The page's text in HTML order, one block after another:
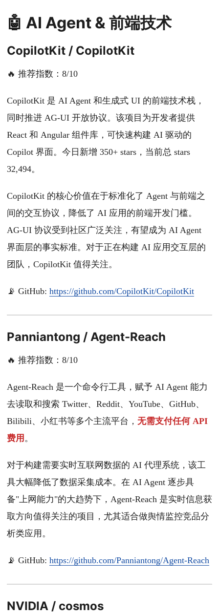
🤖 AI Agent & 前端技术
CopilotKit / CopilotKit
🔥 推荐指数：8/10
CopilotKit 是 AI Agent 和生成式 UI 的前端技术栈，
同时推进 AG-UI 开放协议。该项目为开发者提供
React 和 Angular 组件库，可快速构建 AI 驱动的
Copilot 界面。今日新增 350+ stars，当前总 stars
32,494。
CopilotKit 的核心价值在于标准化了 Agent 与前端之
间的交互协议，降低了 AI 应用的前端开发门槛。
AG-UI 协议受到社区广泛关注，有望成为 AI Agent
界面层的事实标准。对于正在构建 AI 应用交互层的
团队，CopilotKit 值得关注。
📡 GitHub: https://github.com/CopilotKit/CopilotKit
Panniantong / Agent-Reach
🔥 推荐指数：8/10
Agent-Reach 是一个命令行工具，赋予 AI Agent 能力
去读取和搜索 Twitter、Reddit、YouTube、GitHub、
Bilibili、小红书等多个主流平台， 无需支付任何 API
费用 。
对于构建需要实时互联网数据的 AI 代理系统，该工
具大幅降低了数据采集成本。在 AI Agent 逐步具
备"上网能力"的大趋势下，Agent-Reach 是实时信息获
取方向值得关注的项目，尤其适合做舆情监控竞品分
析类应用。
📡 GitHub: https://github.com/Panniantong/Agent-Reach
NVIDIA / cosmos